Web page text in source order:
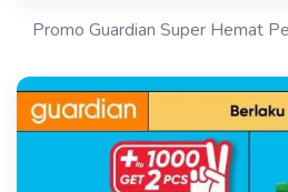
Promo Guardian Super Hemat